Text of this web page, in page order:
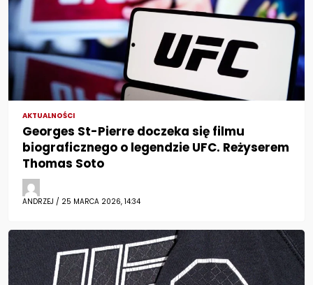
AKTUALNOŚCI
Georges St-Pierre doczeka się filmu
biograficznego o legendzie UFC. Reżyserem
Thomas Soto
ANDRZEJ / 25 MARCA 2026, 14:34